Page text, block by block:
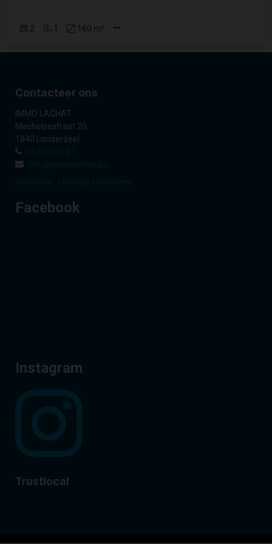
2 1 160 m²
Contacteer ons
IMMO LACHAT
Mechelsestraat 20
1840 Londerzeel
-
Facebook
Instagram
Trustlocal